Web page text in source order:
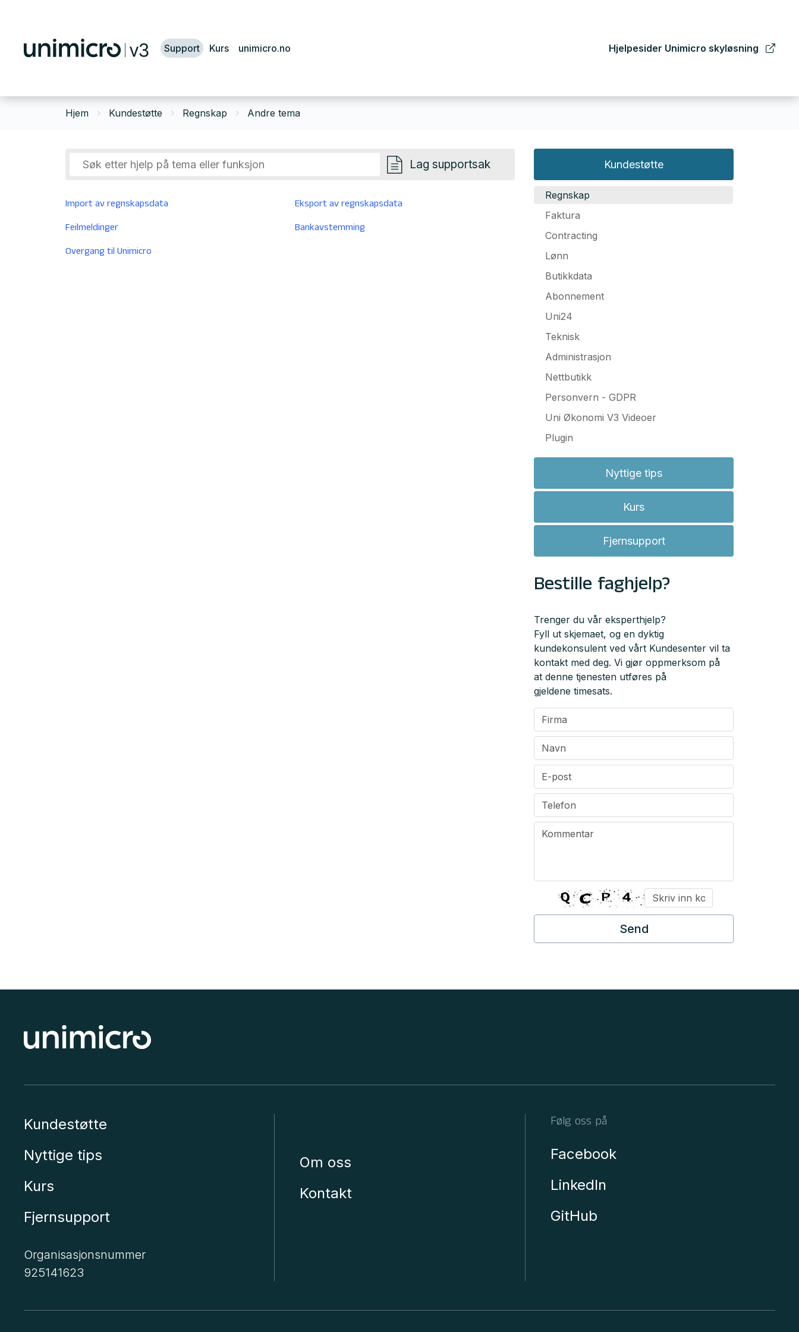
Support Kurs unimicro.no Hjelpesider Unimicro skyløsning
Hjem Kundestøtte Regnskap Andre tema
Kundestøtte
Regnskap
Faktura
Contracting
Lønn
Butikkdata
Abonnement
Uni24
Teknisk
Administrasjon
Nettbutikk
Personvern - GDPR
Uni Økonomi V3 Videoer
Plugin
Nyttige tips
Kurs
Fjernsupport
Bestille faghjelp?
Trenger du vår eksperthjelp?
Fyll ut skjemaet, og en dyktig
kundekonsulent ved vårt Kundesenter vil ta
kontakt med deg. Vi gjør oppmerksom på
at denne tjenesten utføres på
gjeldene timesats.
Lag supportsak
Import av regnskapsdata Eksport av regnskapsdata
Feilmeldinger Bankavstemming
Overgang til Unimicro
Kundestøtte
Nyttige tips
Kurs
Fjernsupport
Organisasjonsnummer
925141623
Om oss
Kontakt
Følg oss på
Facebook
LinkedIn
GitHub